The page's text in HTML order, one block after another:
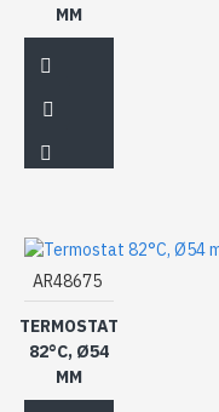
MM
AR48675
TERMOSTAT
82°C, Ø54
MM